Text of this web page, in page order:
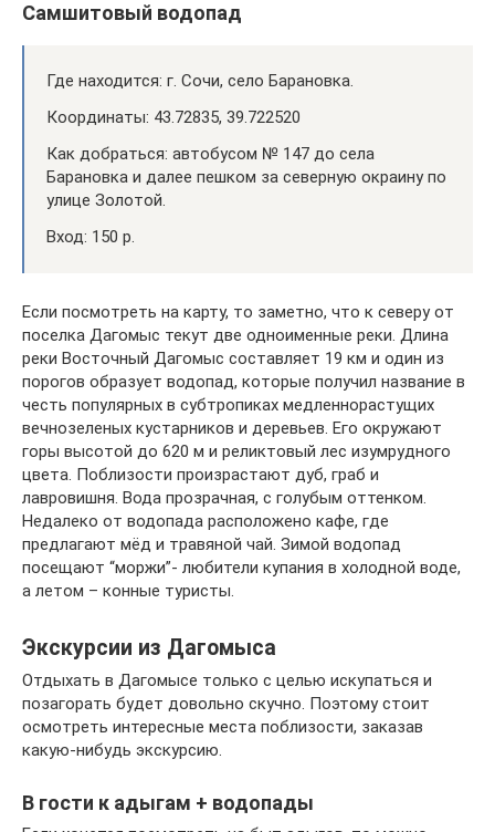
Самшитовый водопад
Где находится: г. Сочи, село Барановка.
Координаты: 43.72835, 39.722520
Как добраться: автобусом № 147 до села
Барановка и далее пешком за северную окраину по
улице Золотой.
Вход: 150 р.
Если посмотреть на карту, то заметно, что к северу от
поселка Дагомыс текут две одноименные реки. Длина
реки Восточный Дагомыс составляет 19 км и один из
порогов образует водопад, которые получил название в
честь популярных в субтропиках медленнорастущих
вечнозеленых кустарников и деревьев. Его окружают
горы высотой до 620 м и реликтовый лес изумрудного
цвета. Поблизости произрастают дуб, граб и
лавровишня. Вода прозрачная, с голубым оттенком.
Недалеко от водопада расположено кафе, где
предлагают мёд и травяной чай. Зимой водопад
посещают “моржи”- любители купания в холодной воде,
а летом – конные туристы.
Экскурсии из Дагомыса
Отдыхать в Дагомысе только с целью искупаться и
позагорать будет довольно скучно. Поэтому стоит
осмотреть интересные места поблизости, заказав
какую-нибудь экскурсию.
В гости к адыгам + водопады